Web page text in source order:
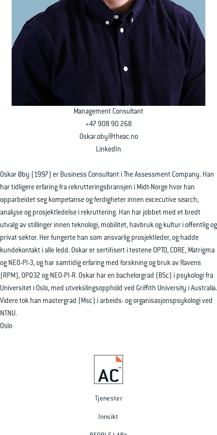
Ta kontakt
Management Consultant
+47 908 90 268
Oskar.oby@theac.no
LinkedIn
Oskar Øby (1997) er Business Consultant i The Assessment Company. Han
har tidligere erfaring fra rekrutteringsbransjen i Midt-Norge hvor han
opparbeidet seg kompetanse og ferdigheter innen excecutive search,
analyse og prosjektledelse i rekruttering. Han har jobbet med et bredt
utvalg av stillinger innen teknologi, mobilitet, havbruk og kultur i offentlig og
privat sektor. Her fungerte han som ansvarlig prosjektleder, og hadde
kundekontakt i alle ledd. Oskar er sertifisert i testene OPTO, CORE, Matrigma
og NEO-PI-3, og har samtidig erfaring med forskning og bruk av Ravens
(RPM), OPQ32 og NEO-PI-R. Oskar har en bachelorgrad (BSc) i psykologi fra
Universitet i Oslo, med utvekslingsopphold ved Griffith University i Australia.
Videre tok han mastergrad (Msc) i arbeids- og organisasjonspsykologi ved
NTNU.
Oslo
Tjenester
Innsikt